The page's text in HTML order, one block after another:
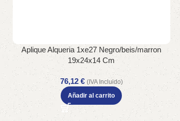
Aplique Alqueria 1xe27 Negro/beis/marron
19x24x14 Cm
76,12 € (IVA Incluido)
Añadir al carrito